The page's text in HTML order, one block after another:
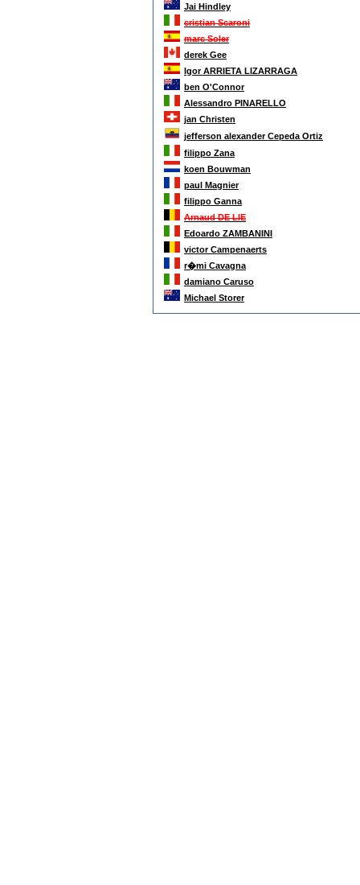
Jai Hindley
cristian Scaroni
marc Soler
derek Gee
Igor ARRIETA LIZARRAGA
ben O'Connor
Alessandro PINARELLO
jan Christen
jefferson alexander Cepeda Ortiz
filippo Zana
koen Bouwman
paul Magnier
filippo Ganna
Arnaud DE LIE
Edoardo ZAMBANINI
victor Campenaerts
r�mi Cavagna
damiano Caruso
Michael Storer